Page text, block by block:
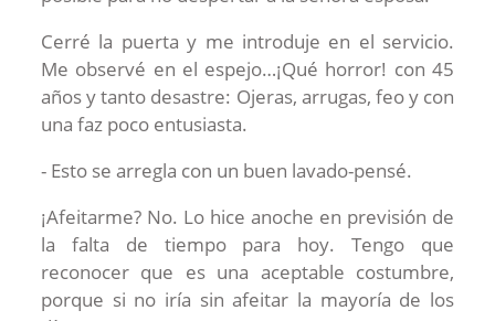
Cerré la puerta y me introduje en el servicio.
Me observé en el espejo…¡Qué horror! con 45
años y tanto desastre: Ojeras, arrugas, feo y con
una faz poco entusiasta.
- Esto se arregla con un buen lavado-pensé.
¡Afeitarme? No. Lo hice anoche en previsión de
la falta de tiempo para hoy. Tengo que
reconocer que es una aceptable costumbre,
porque si no iría sin afeitar la mayoría de los